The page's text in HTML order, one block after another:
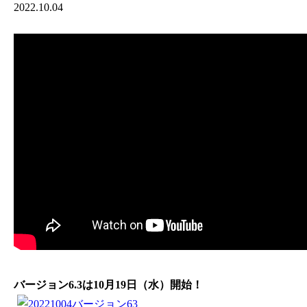
2022.10.04
バージョン6.3は10月19日（水）開始！